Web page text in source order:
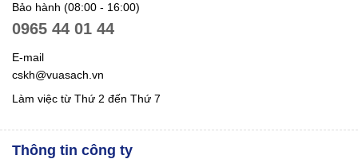
Bảo hành (08:00 - 16:00)
0965 44 01 44
E-mail
cskh@vuasach.vn
Làm việc từ Thứ 2 đến Thứ 7
Thông tin công ty